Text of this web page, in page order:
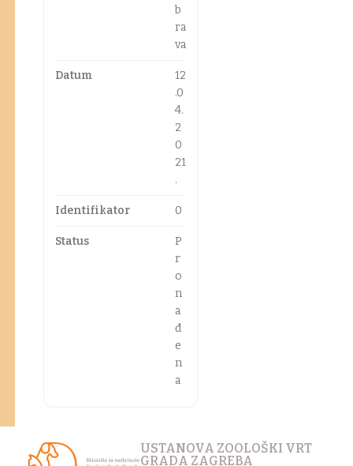
b
ra
va
Datum
12
.0
4.
2
0
21
.
Identifikator 0
Status
P
r
o
n
a
đ
e
n
a
USTANOVA ZOOLOŠKI VRT
GRADA ZAGREBA